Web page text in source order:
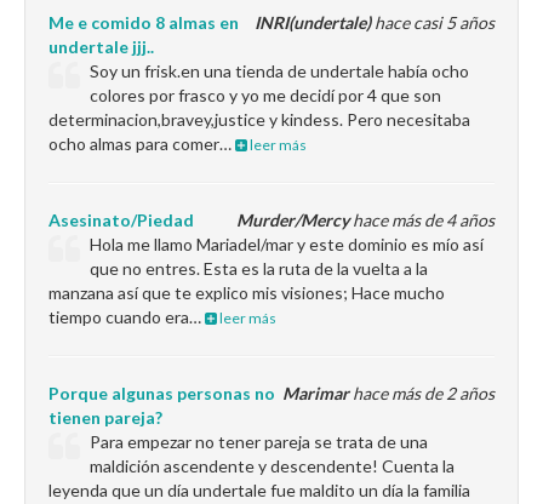
INRI(undertale)hace casi 5 años
Me e comido 8 almas en
undertale jjj..
Soy un frisk.en una tienda de undertale había ocho
colores por frasco y yo me decidí por 4 que son
determinacion,bravey,justice y kindess. Pero necesitaba
ocho almas para comer…
leer más
Murder/Mercyhace más de 4 años
Asesinato/Piedad
Hola me llamo Mariadel/mar y este dominio es mío así
que no entres. Esta es la ruta de la vuelta a la
manzana así que te explico mis visiones; Hace mucho
tiempo cuando era…
leer más
Marimarhace más de 2 años
Porque algunas personas no
tienen pareja?
Para empezar no tener pareja se trata de una
maldición ascendente y descendente! Cuenta la
leyenda que un día undertale fue maldito un día la familia